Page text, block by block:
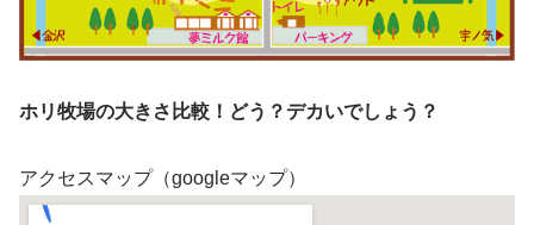
ホリ牧場の大きさ比較！どう？デカいでしょう？
アクセスマップ（googleマップ）